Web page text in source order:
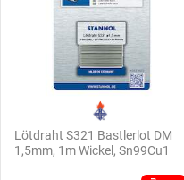
Lötdraht S321 Bastlerlot DM
1,5mm, 1m Wickel, Sn99Cu1